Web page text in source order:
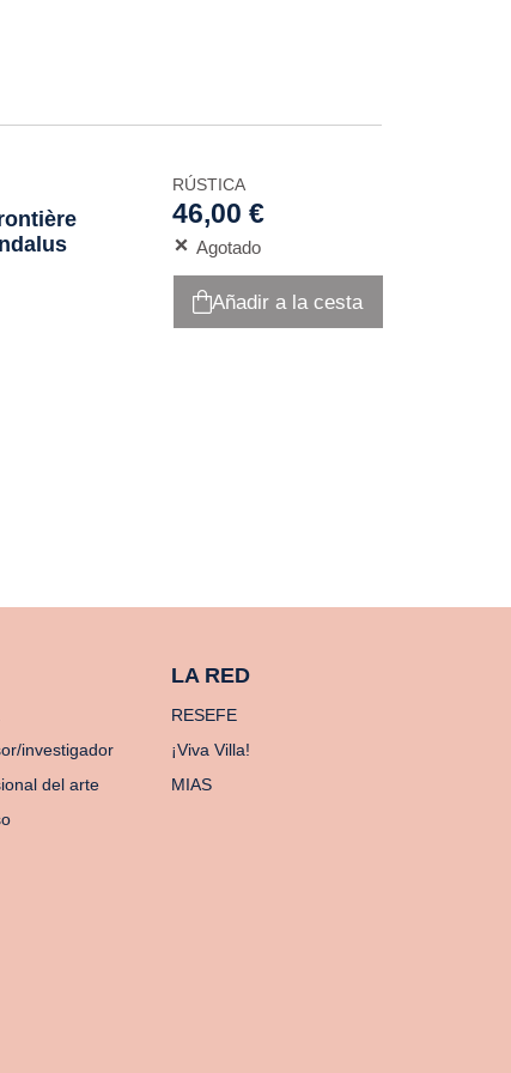
RÚSTICA
46,00 €
Agotado
Añadir a la cesta
investigador
del arte
LA RED
RESEFE
¡Viva Villa!
MIAS